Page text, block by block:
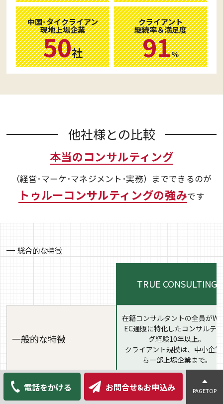
中国･タイクライアン
現地上場企業
50社
クライアント
継続率＆満足度
91％
他社様との比較
本当のコンサルティング
（経営･マーケ･マネジメント･実務）までできるのが
トゥルーコンサルティングの強みです
総合的な特徴
TRUE CONSULTING
一般的な特徴
在籍コンサルタントの全員が
EC通販に特化したコンサルテ
グ経験10年以上。
クライアント規模は、中小企
ら一部上場企業まで。
経験･実績
◎
800案件以上、
電話をかける お問合せ&お申込み PAGETOP